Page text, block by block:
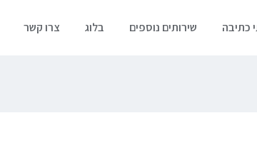
כתיבה שירותים נוספים בלוג צרו קשר